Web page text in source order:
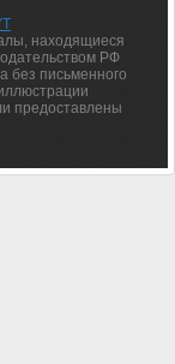
находящиеся
РФ
без письменного
предоставлены